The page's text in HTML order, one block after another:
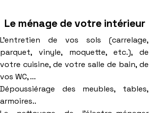
Le ménage de votre intérieur
L'entretien de vos sols (carrelage,
parquet, vinyle, moquette, etc.), de
votre cuisine, de votre salle de bain, de
vos WC, ...
Dépoussiérage des meubles, tables,
armoires..